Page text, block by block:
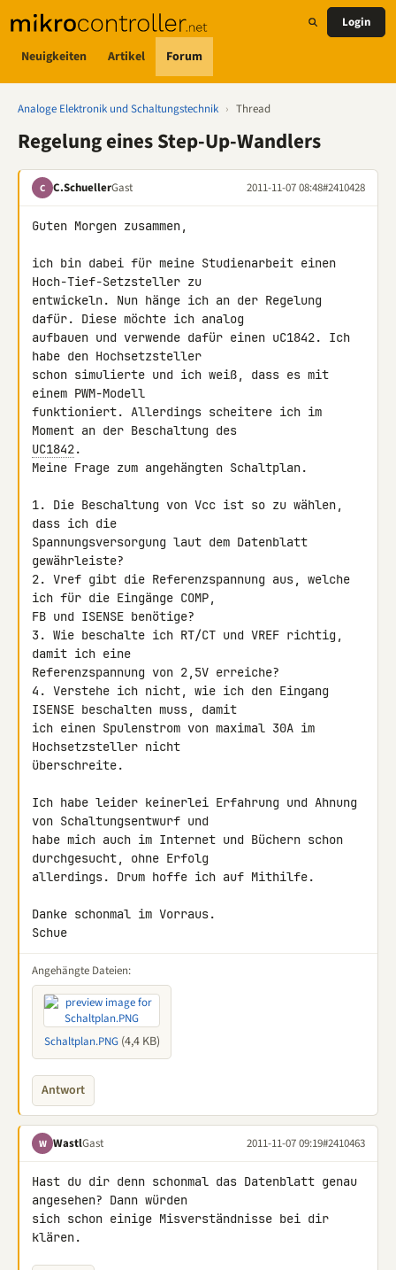
Neuigkeiten Artikel Forum
Login
Analoge Elektronik und Schaltungstechnik › Thread
Regelung eines Step-Up-Wandlers
C C.SchuellerGast 2011-11-07 08:48#2410428
Guten Morgen zusammen,
ich bin dabei für meine Studienarbeit einen
Hoch-Tief-Setzsteller zu
entwickeln. Nun hänge ich an der Regelung
dafür. Diese möchte ich analog
aufbauen und verwende dafür einen uC1842. Ich
habe den Hochsetzsteller
schon simulierte und ich weiß, dass es mit
einem PWM-Modell
funktioniert. Allerdings scheitere ich im
UC1842.
Meine Frage zum angehängten Schaltplan.
1. Die Beschaltung von Vcc ist so zu wählen,
dass ich die
Spannungsversorgung laut dem Datenblatt
gewährleiste?
2. Vref gibt die Referenzspannung aus, welche
ich für die Eingänge COMP,
FB und ISENSE benötige?
3. Wie beschalte ich RT/CT und VREF richtig,
damit ich eine
Referenzspannung von 2,5V erreiche?
4. Verstehe ich nicht, wie ich den Eingang
ISENSE beschalten muss, damit
ich einen Spulenstrom von maximal 30A im
Hochsetzsteller nicht
überschreite.
Ich habe leider keinerlei Erfahrung und Ahnung
von Schaltungsentwurf und
habe mich auch im Internet und Büchern schon
durchgesucht, ohne Erfolg
allerdings. Drum hoffe ich auf Mithilfe.
Danke schonmal im Vorraus.
Schue
Angehängte Dateien:
Schaltplan.PNG(4,4 KB)
Antwort
W WastlGast 2011-11-07 09:19#2410463
Hast du dir denn schonmal das Datenblatt genau
angesehen? Dann würden
sich schon einige Misverständnisse bei dir
klären.